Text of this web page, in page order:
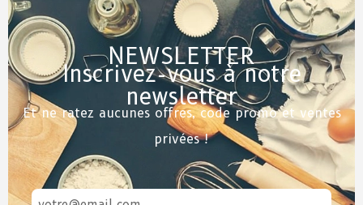
NEWSLETTER
Inscrivez-vous à notre
newsletter
Et ne ratez aucunes offres, code promo et ventes
privées !